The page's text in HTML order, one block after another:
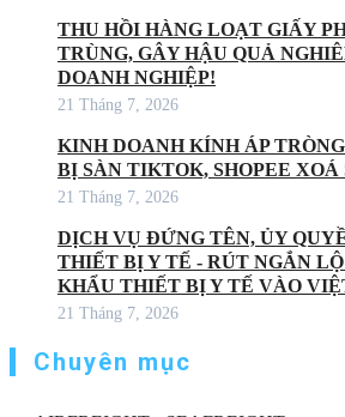
THU HỒI HÀNG LOẠT GIẤY
TRÙNG, GÂY HẬU QUẢ
DOANH NGHIỆP!
21 Tháng 7, 2026
KINH DOANH KÍNH ÁP
BỊ SÀN TIKTOK, SHOPEE XOÁ
21 Tháng 7, 2026
DỊCH VỤ ĐỨNG TÊN, ỦY
THIẾT BỊ Y TẾ - RÚT NGẮN
KHẨU THIẾT BỊ Y TẾ VÀO
21 Tháng 7, 2026
Chuyên mục